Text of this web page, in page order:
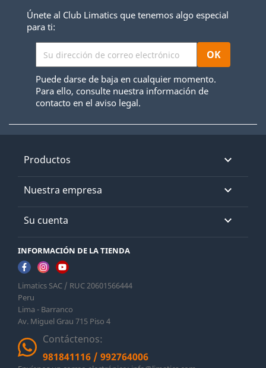
Únete al Club Limatics que tenemos algo especial
para ti:
Puede darse de baja en cualquier momento.
Para ello, consulte nuestra información de
contacto en el aviso legal.
Productos 
Nuestra empresa 
Su cuenta 
INFORMACIÓN DE LA TIENDA
Limatics SAC / RUC 20601566444
Peru
Lima - Barranco
Av. Miguel Grau 715 Piso 4
Contáctenos:
981841116 / 992764006